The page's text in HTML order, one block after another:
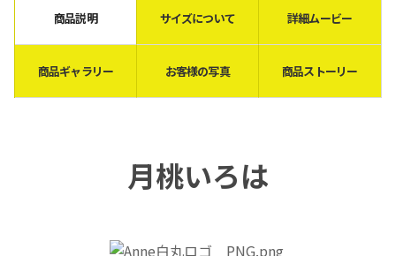
商品説明 サイズについて 詳細ムービー
商品ギャラリー お客様の写真 商品ストーリー
月桃いろは